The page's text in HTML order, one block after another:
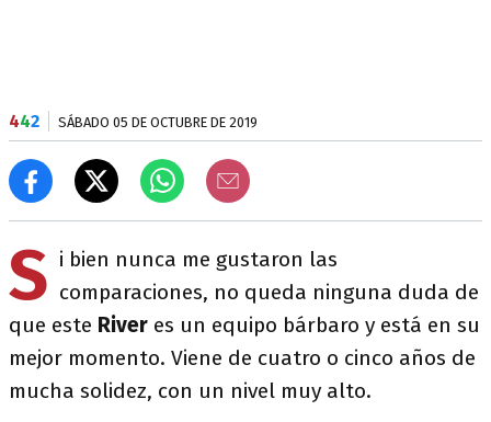
442 SÁBADO 05 DE OCTUBRE DE 2019
S i bien nunca me gustaron las
comparaciones, no queda ninguna duda de
que este River es un equipo bárbaro y está en su
mejor momento. Viene de cuatro o cinco años de
mucha solidez, con un nivel muy alto.